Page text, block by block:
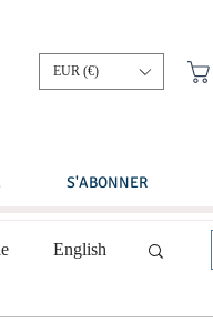
EUR (€)
S'ABONNER
English